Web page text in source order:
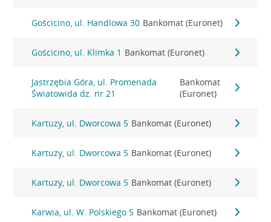
Gościcino, ul. Handlowa 30 Bankomat (Euronet)
Gościcino, ul. Klimka 1 Bankomat (Euronet)
Jastrzębia Góra, ul. Promenada
Światowida dz. nr 21
Bankomat
(Euronet)
Kartuzy, ul. Dworcowa 5 Bankomat (Euronet)
Kartuzy, ul. Dworcowa 5 Bankomat (Euronet)
Kartuzy, ul. Dworcowa 5 Bankomat (Euronet)
Karwia, ul. W. Polskiego 5 Bankomat (Euronet)